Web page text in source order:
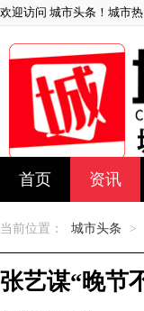
欢迎访问 城市头条！城市
首页 资讯
当前位置： 城市头条 >
张艺谋“晚节